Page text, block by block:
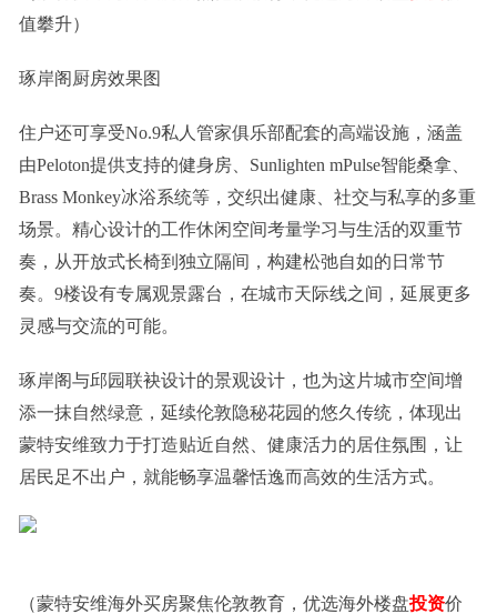
值攀升）
琢岸阁厨房效果图
住户还可享受No.9私人管家俱乐部配套的高端设施，涵盖
由Peloton提供支持的健身房、Sunlighten mPulse智能桑拿、
Brass Monkey冰浴系统等，交织出健康、社交与私享的多重
场景。精心设计的工作休闲空间考量学习与生活的双重节
奏，从开放式长椅到独立隔间，构建松弛自如的日常节
奏。9楼设有专属观景露台，在城市天际线之间，延展更多
灵感与交流的可能。
琢岸阁与邱园联袂设计的景观设计，也为这片城市空间增
添一抹自然绿意，延续伦敦隐秘花园的悠久传统，体现出
蒙特安维致力于打造贴近自然、健康活力的居住氛围，让
居民足不出户，就能畅享温馨恬逸而高效的生活方式。
（蒙特安维海外买房聚焦伦敦教育，优选海外楼盘投资价